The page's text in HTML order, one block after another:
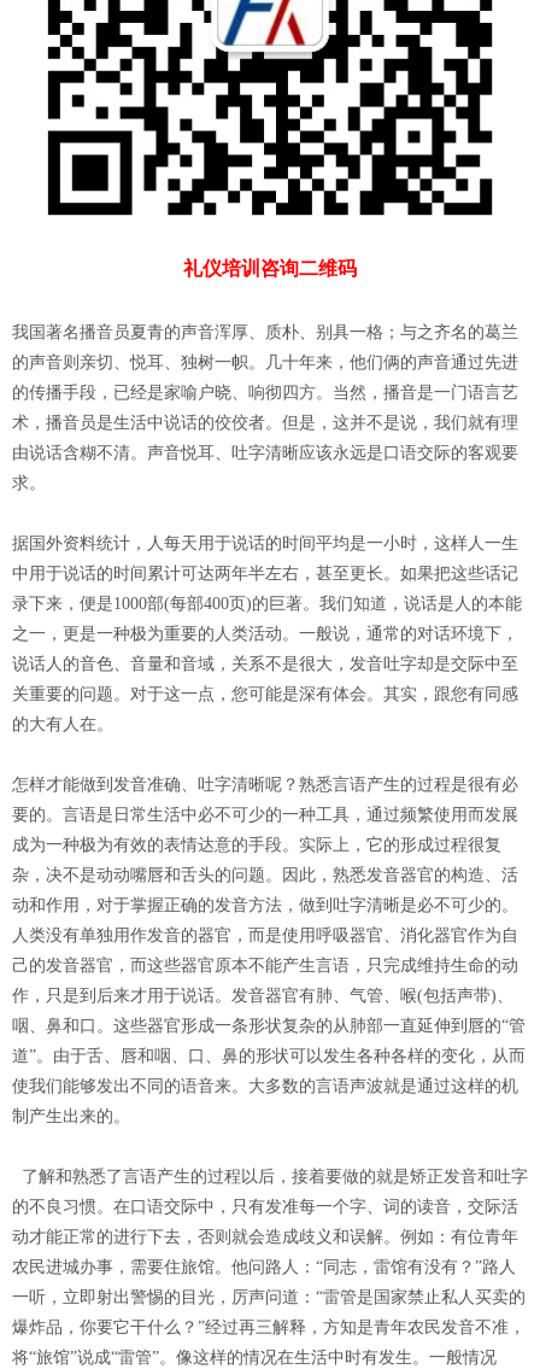
礼仪培训咨询二维码
我国著名播音员夏青的声音浑厚、质朴、别具一格；与之齐名的葛兰
的声音则亲切、悦耳、独树一帜。几十年来，他们俩的声音通过先进
的传播手段，已经是家喻户晓、响彻四方。当然，播音是一门语言艺
术，播音员是生活中说话的佼佼者。但是，这并不是说，我们就有理
由说话含糊不清。声音悦耳、吐字清晰应该永远是口语交际的客观要
求。
据国外资料统计，人每天用于说话的时间平均是一小时，这样人一生
中用于说话的时间累计可达两年半左右，甚至更长。如果把这些话记
录下来，便是1000部(每部400页)的巨著。我们知道，说话是人的本能
之一，更是一种极为重要的人类活动。一般说，通常的对话环境下，
说话人的音色、音量和音域，关系不是很大，发音吐字却是交际中至
关重要的问题。对于这一点，您可能是深有体会。其实，跟您有同感
的大有人在。
怎样才能做到发音准确、吐字清晰呢？熟悉言语产生的过程是很有必
要的。言语是日常生活中必不可少的一种工具，通过频繁使用而发展
成为一种极为有效的表情达意的手段。实际上，它的形成过程很复
杂，决不是动动嘴唇和舌头的问题。因此，熟悉发音器官的构造、活
动和作用，对于掌握正确的发音方法，做到吐字清晰是必不可少的。
人类没有单独用作发音的器官，而是使用呼吸器官、消化器官作为自
己的发音器官，而这些器官原本不能产生言语，只完成维持生命的动
作，只是到后来才用于说话。发音器官有肺、气管、喉(包括声带)、
咽、鼻和口。这些器官形成一条形状复杂的从肺部一直延伸到唇的“管
道”。由于舌、唇和咽、口、鼻的形状可以发生各种各样的变化，从而
使我们能够发出不同的语音来。大多数的言语声波就是通过这样的机
制产生出来的。
了解和熟悉了言语产生的过程以后，接着要做的就是矫正发音和吐字
的不良习惯。在口语交际中，只有发准每一个字、词的读音，交际活
动才能正常的进行下去，否则就会造成歧义和误解。例如：有位青年
农民进城办事，需要住旅馆。他问路人：“同志，雷馆有没有？”路人
一听，立即射出警惕的目光，厉声问道：“雷管是国家禁止私人买卖的
爆炸品，你要它干什么？”经过再三解释，方知是青年农民发音不准，
将“旅馆”说成“雷管”。像这样的情况在生活中时有发生。一般情况